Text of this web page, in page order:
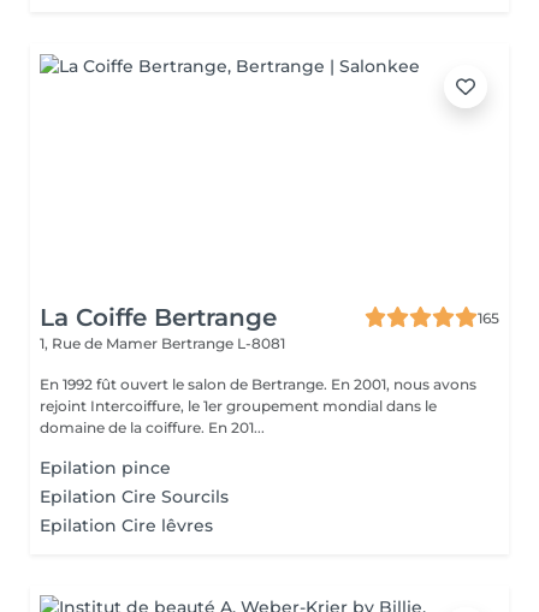
La Coiffe Bertrange
165
1, Rue de Mamer Bertrange L-8081
En 1992 fût ouvert le salon de Bertrange. En 2001, nous avons
rejoint Intercoiffure, le 1er groupement mondial dans le
domaine de la coiffure. En 201...
Epilation pince
Epilation Cire Sourcils
Epilation Cire lêvres